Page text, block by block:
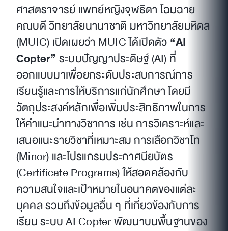
ศาสตราจารย์ แพทย์หญิงจุฬธิดา โฉมฉาย
คณบดี วิทยาลัยนานาชาติ มหาวิทยาลัยมหิดล
(MUIC) เปิดเผยว่า MUIC ได้เปิดตัว“AI
Copter” ระบบปัญญาประดิษฐ์ (AI) ที่
ออกแบบมาเพื่อยกระดับประสบการณ์การ
เรียนรู้และการให้บริการแก่นักศึกษา โดยมี
วัตถุประสงค์หลักเพื่อเพิ่มประสิทธิภาพในการ
ให้คำแนะนำทางวิชาการ เช่น การวิเคราะห์และ
เสนอแนะรายวิชาที่เหมาะสม การเลือกวิชาโท
(Minor) และโปรแกรมประกาศนียบัตร
(Certificate Programs) ให้สอดคล้องกับ
ความสนใจและเป้าหมายในอนาคตของแต่ละ
บุคคล รวมถึงข้อมูลอื่น ๆ ที่เกี่ยวข้องกับการ
เรียน ระบบ AI Copter พัฒนาบนพื้นฐานของ